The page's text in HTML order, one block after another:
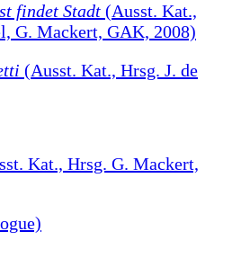
findet Stadt (Ausst. Kat.,
G. Mackert, GAK, 2008)
(Ausst. Kat., Hrsg. J. de
Kat., Hrsg. G. Mackert,